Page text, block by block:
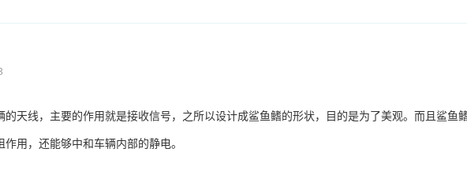
的天线，主要的作用就是接收信号，之所以设计成鲨鱼鳍的形状，目的是为了美观。而且鲨鱼
用，还能够中和车辆内部的静电。